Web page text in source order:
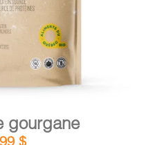
gourgane
$